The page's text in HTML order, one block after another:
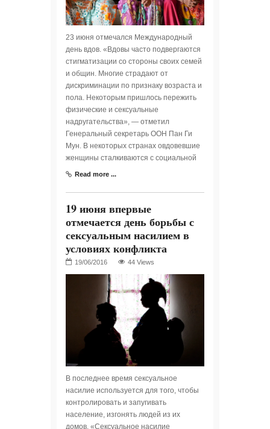
23 июня отмечался Международный
день вдов. «Вдовы часто подвергаются
стигматизации со стороны своих семей
и общин. Многие страдают от
дискриминации по признаку возраста и
пола. Некоторым пришлось пережить
физические и сексуальные
надругательства», — отметил
Генеральный секретарь ООН Пан Ги
Мун. В некоторых странах овдовевшие
женщины сталкиваются с социальной
Read more ...
19 июня впервые
отмечается день борьбы с
сексуальным насилием в
условиях конфликта
44 Views
В последнее время сексуальное
насилие используется для того, чтобы
контролировать и запугивать
население, изгонять людей из их
домов. «Сексуальное насилие